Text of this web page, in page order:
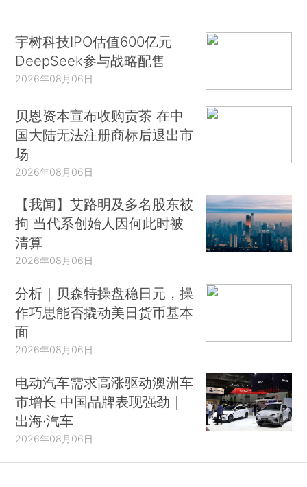
宇树科技IPO估值600亿元
DeepSeek参与战略配售
2026年08月06日
贝恩资本宣布收购贡茶 在中
国大陆无法注册商标后退出市
场
2026年08月06日
【我闻】艾路明及多名股东被
拘 当代系创始人因何此时被
清算
2026年08月06日
分析｜贝森特操盘稳日元，操
作巧思能否撬动美日货币基本
面
2026年08月06日
电动汽车需求高涨驱动澳洲车
市增长 中国品牌表现强劲｜
出海·汽车
2026年08月06日